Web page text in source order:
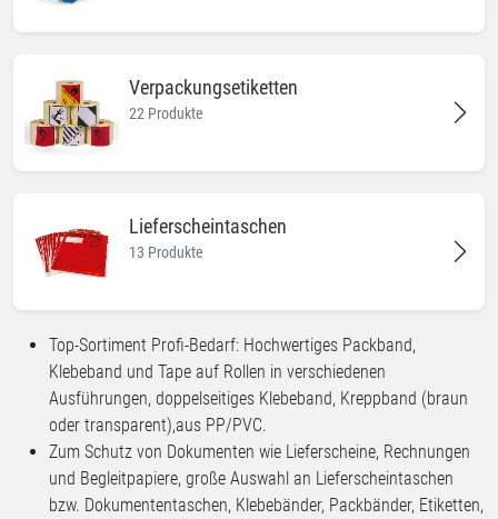
Verpackungsetiketten
22 Produkte
Lieferscheintaschen
13 Produkte
Top-Sortiment Profi-Bedarf: Hochwertiges Packband,
Klebeband und Tape auf Rollen in verschiedenen
Ausführungen, doppelseitiges Klebeband, Kreppband (braun
oder transparent),aus PP/PVC.
Zum Schutz von Dokumenten wie Lieferscheine, Rechnungen
und Begleitpapiere, große Auswahl an Lieferscheintaschen
bzw. Dokumententaschen, Klebebänder, Packbänder, Etiketten,